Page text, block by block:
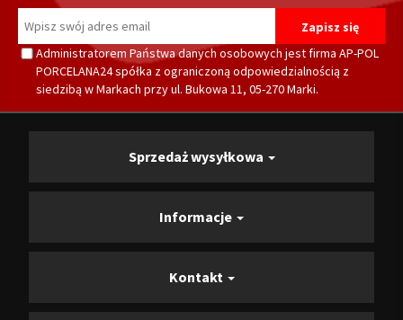
Administratorem Państwa danych osobowych jest firma AP-POL
PORCELANA24 spółka z ograniczoną odpowiedzialnością z
siedzibą w Markach przy ul. Bukowa 11, 05-270 Marki.
Sprzedaż wysyłkowa
Informacje
Kontakt